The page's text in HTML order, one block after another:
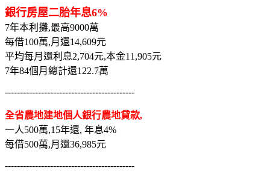
銀行房屋二胎年息6%
7年本利攤,最高9000萬
每借100萬,月還14,609元
平均每月還利息2,704元,本金11,905元
7年84個月總計還122.7萬
-------------------------------------------
全省農地建地個人銀行農地貸款,
一人500萬,15年還, 年息4%
每借500萬,月還36,985元
-------------------------------------------